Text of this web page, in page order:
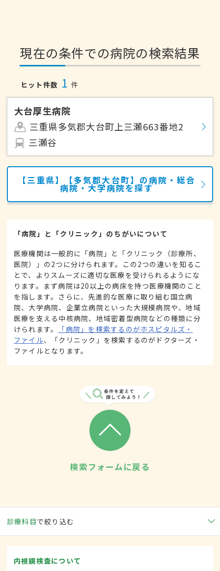
現在の条件での病院の検索結果
ヒット件数 1 件
大台厚生病院
三重県多気郡大台町上三瀬663番地2
三瀬谷
【三重県】【多気郡大台町】の病院・総合
病院・大学病院を探す
「病院」と「クリニック」のちがいについて
医療機関は一般的に「病院」と「クリニック（診療所、
医院）」の2つに分けられます。この2つの違いを知るこ
とで、よりスムーズに適切な医療を受けられるようにな
ります。まず病院は20以上の病床を持つ医療機関のこと
を指します。さらに、先進的な医療に取り組む国立病
院、大学病院、企業立病院といった大規模病院や、地域
医療を支える中核病院、地域密着型病院などの種類に分
けられます。
「病院」を検索するのがホスピタルズ・
ファイル、「クリニック」を検索するのがドクターズ・
ファイルとなります。
検索フォームに戻る
診療科目で絞り込む
内視鏡検査について